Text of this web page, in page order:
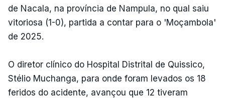
de Nacala, na província de Nampula, no qual saiu
vitoriosa (1-0), partida a contar para o 'Moçambola'
de 2025.
O diretor clínico do Hospital Distrital de Quissico,
Stélio Muchanga, para onde foram levados os 18
feridos do acidente, avançou que 12 tiveram